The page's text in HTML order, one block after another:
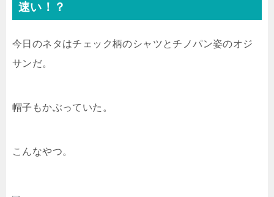
速い！？
今日のネタはチェック柄のシャツとチノパン姿のオジ
サンだ。
帽子もかぶっていた。
こんなやつ。